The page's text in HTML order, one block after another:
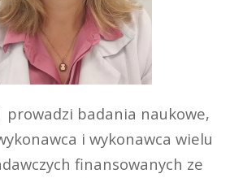
prowadzi badania naukowe,
i wykonawca wielu
finansowanych ze